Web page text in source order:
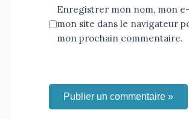
Enregistrer mon nom, mon
mon site dans le navigateur
mon prochain commentaire.
Publier un commentaire »